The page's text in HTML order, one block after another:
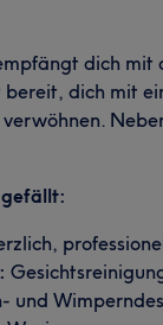
dich mit
bereit, dich mit
gefällt:
und